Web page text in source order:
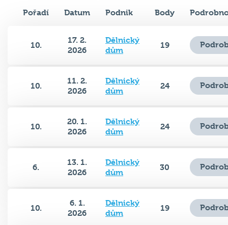
Pořadí Datum Podnik Body
10.
17. 2.
2026
Dělnický
dům
19
10.
11. 2.
2026
Dělnický
dům
24
10.
20. 1.
2026
Dělnický
dům
24
6.
13. 1.
2026
Dělnický
dům
30
10.
6. 1.
2026
Dělnický
dům
19